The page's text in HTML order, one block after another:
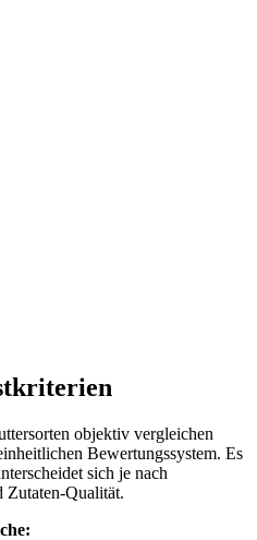
objektiv vergleichen
Bewertungssystem. Es
sich je nach
Zutaten-Qualität.